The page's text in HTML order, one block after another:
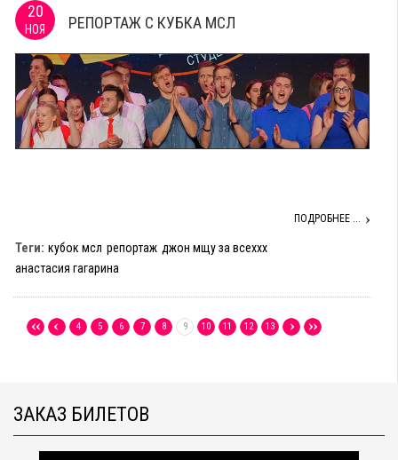
20
НОЯ РЕПОРТАЖ С КУБКА МСЛ
ПОДРОБНЕЕ ...
Теги: кубок мсл репортаж джон мщу за всеххх
анастасия гагарина
4 5 6 7 8 9 10 11 12 13
ЗАКАЗ БИЛЕТОВ